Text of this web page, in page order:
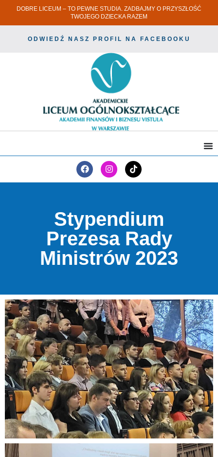
DOBRE LICEUM – TO PEWNE STUDIA. ZADBAJMY O PRZYSZŁOŚĆ
TWOJEGO DZIECKA RAZEM
ODWIEDŹ NASZ PROFIL NA FACEBOOKU
Stypendium
Prezesa Rady
Ministrów 2023